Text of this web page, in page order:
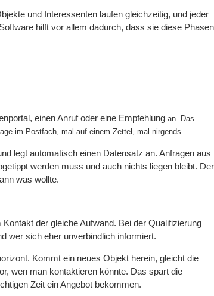
und Interessenten laufen gleichzeitig, und jeder
hilft vor allem dadurch, dass sie diese Phasen
einen Anruf oder eine Empfehlung an. Das
im Postfach, mal auf einem Zettel, mal nirgends.
legt automatisch einen Datensatz an. Anfragen aus
werden muss und auch nichts liegen bleibt. Der
was wollte.
der gleiche Aufwand. Bei der Qualifizierung
wer sich eher unverbindlich informiert.
Kommt ein neues Objekt herein, gleicht die
wen man kontaktieren könnte. Das spart die
Zeit ein Angebot bekommen.